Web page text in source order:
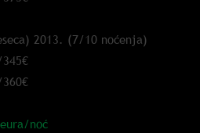
2013. (7/10 noćenja)
noć